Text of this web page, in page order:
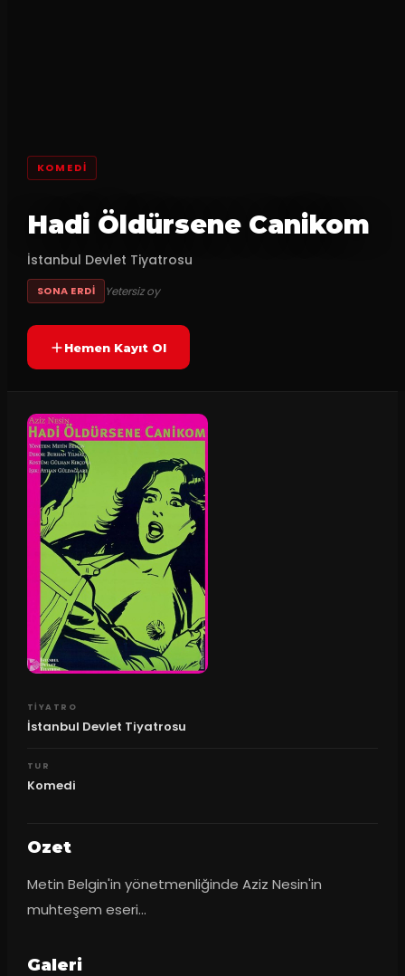
KOMEDI
Hadi Öldürsene Canikom
İstanbul Devlet Tiyatrosu
SONA ERDI Yetersiz oy
Hemen Kayıt Ol
TIYATRO
İstanbul Devlet Tiyatrosu
TUR
Komedi
Ozet
Metin Belgin'in yönetmenliğinde Aziz Nesin'in
muhteşem eseri...
Galeri